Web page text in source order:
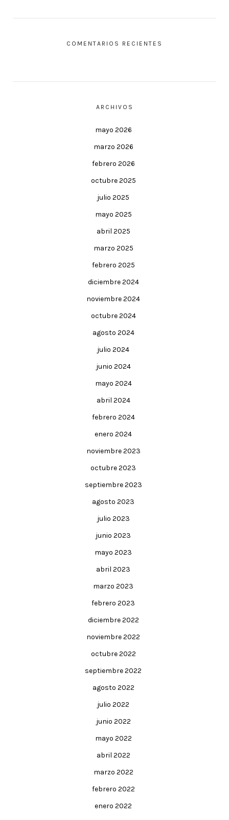
COMENTARIOS RECIENTES
ARCHIVOS
mayo 2026
marzo 2026
febrero 2026
octubre 2025
julio 2025
mayo 2025
abril 2025
marzo 2025
febrero 2025
diciembre 2024
noviembre 2024
octubre 2024
agosto 2024
julio 2024
junio 2024
mayo 2024
abril 2024
febrero 2024
enero 2024
noviembre 2023
octubre 2023
septiembre 2023
agosto 2023
julio 2023
junio 2023
mayo 2023
abril 2023
marzo 2023
febrero 2023
diciembre 2022
noviembre 2022
octubre 2022
septiembre 2022
agosto 2022
julio 2022
junio 2022
mayo 2022
abril 2022
marzo 2022
febrero 2022
enero 2022